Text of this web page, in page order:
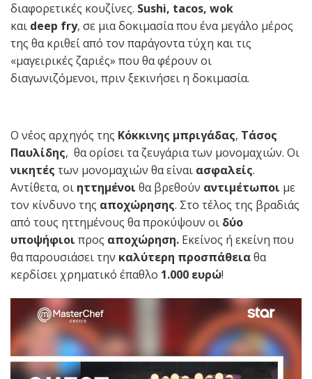
διαφορετικές κουζίνες. Sushi, tacos, wok
και deep fry, σε μια δοκιμασία που ένα μεγάλο μέρος
της θα κριθεί από τον παράγοντα τύχη και τις
«μαγειρικές ζαριές» που θα φέρουν οι
διαγωνιζόμενοι, πριν ξεκινήσει η δοκιμασία.
Ο νέος αρχηγός της Κόκκινης μπριγάδας, Τάσος
Παυλίδης, θα ορίσει τα ζευγάρια των μονομαχιών. Οι
νικητές των μονομαχιών θα είναι ασφαλείς.
Αντίθετα, οι ηττημένοι θα βρεθούν αντιμέτωποι με
τον κίνδυνο της αποχώρησης. Στο τέλος της βραδιάς
από τους ηττημένους θα προκύψουν οι δύο
υποψήφιοι προς αποχώρηση. Εκείνος ή εκείνη που
θα παρουσιάσει την καλύτερη προσπάθειαθα
κερδίσει χρηματικό έπαθλο 1.000 ευρώ!